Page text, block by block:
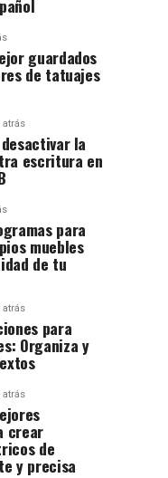
guardados
de tatuajes
atrás
la
escritura en
para
muebles
de tu
atrás
para
Organiza y
atrás
crear
de
y precisa